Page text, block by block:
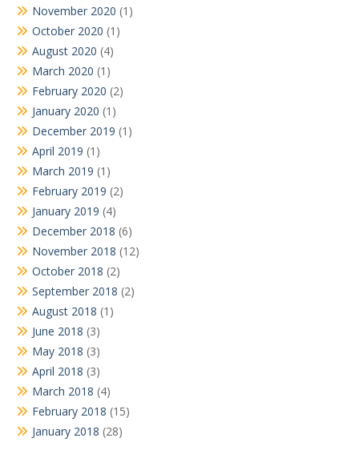
November 2020 (1)
October 2020 (1)
August 2020 (4)
March 2020 (1)
February 2020 (2)
January 2020 (1)
December 2019 (1)
April 2019 (1)
March 2019 (1)
February 2019 (2)
January 2019 (4)
December 2018 (6)
November 2018 (12)
October 2018 (2)
September 2018 (2)
August 2018 (1)
June 2018 (3)
May 2018 (3)
April 2018 (3)
March 2018 (4)
February 2018 (15)
January 2018 (28)